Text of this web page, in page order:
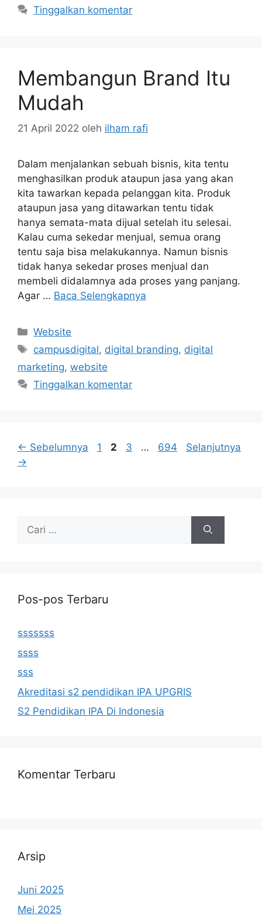
Tinggalkan komentar
Membangun Brand Itu
Mudah
21 April 2022 oleh ilham rafi
Dalam menjalankan sebuah bisnis, kita tentu
menghasilkan produk ataupun jasa yang akan
kita tawarkan kepada pelanggan kita. Produk
ataupun jasa yang ditawarkan tentu tidak
hanya semata-mata dijual setelah itu selesai.
Kalau cuma sekedar menjual, semua orang
tentu saja bisa melakukannya. Namun bisnis
tidak hanya sekedar proses menjual dan
membeli didalamnya ada proses yang panjang.
Agar … Baca Selengkapnya
Kategori
Website
Tag
campusdigital, digital branding, digital
marketing, website
Tinggalkan komentar
← Sebelumnya Halaman
1 Halaman
2 Halaman
3 … Halaman
694
Selanjutnya
→
Cari
Pos-pos Terbaru
sssssss
ssss
sss
Akreditasi s2 pendidikan IPA UPGRIS
S2 Pendidikan IPA Di Indonesia
Komentar Terbaru
Arsip
Juni 2025
Mei 2025